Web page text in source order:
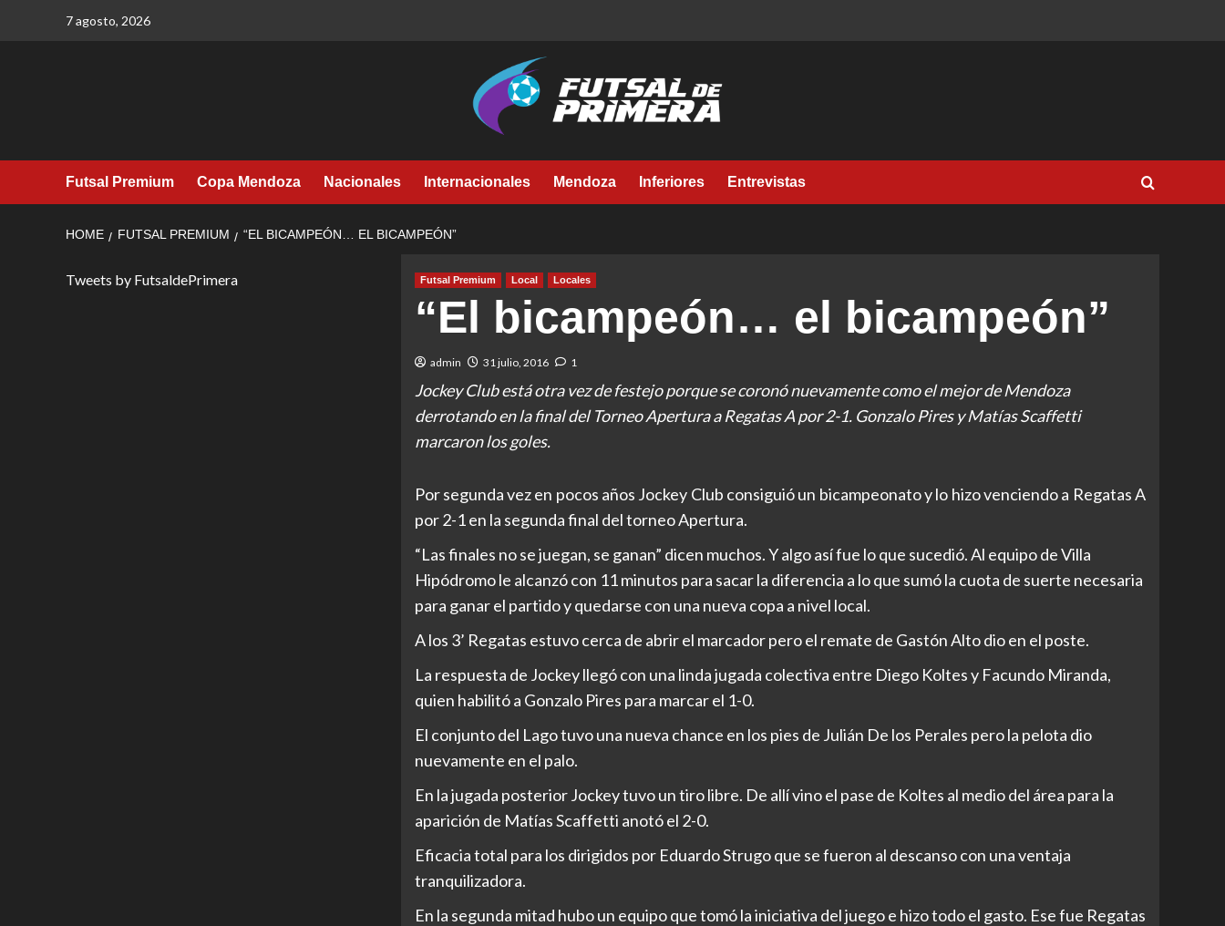
7 agosto, 2026
Futsal Premium Copa Mendoza Nacionales Internacionales Mendoza Inferiores Entrevistas
HOME FUTSAL PREMIUM “EL BICAMPEÓN… EL BICAMPEÓN”
Futsal Premium Local Locales
“El bicampeón… el bicampeón”
admin 31 julio, 2016 1
Jockey Club está otra vez de festejo porque se coronó nuevamente como el mejor de Mendoza
derrotando en la final del Torneo Apertura a Regatas A por 2-1. Gonzalo Pires y Matías Scaffetti
marcaron los goles.
Por segunda vez en pocos años Jockey Club consiguió un bicampeonato y lo hizo venciendo a Regatas A
por 2-1 en la segunda final del torneo Apertura.
“Las finales no se juegan, se ganan” dicen muchos. Y algo así fue lo que sucedió. Al equipo de Villa
Hipódromo le alcanzó con 11 minutos para sacar la diferencia a lo que sumó la cuota de suerte necesaria
para ganar el partido y quedarse con una nueva copa a nivel local.
A los 3’ Regatas estuvo cerca de abrir el marcador pero el remate de Gastón Alto dio en el poste.
La respuesta de Jockey llegó con una linda jugada colectiva entre Diego Koltes y Facundo Miranda,
quien habilitó a Gonzalo Pires para marcar el 1-0.
El conjunto del Lago tuvo una nueva chance en los pies de Julián De los Perales pero la pelota dio
nuevamente en el palo.
En la jugada posterior Jockey tuvo un tiro libre. De allí vino el pase de Koltes al medio del área para la
aparición de Matías Scaffetti anotó el 2-0.
Eficacia total para los dirigidos por Eduardo Strugo que se fueron al descanso con una ventaja
tranquilizadora.
En la segunda mitad hubo un equipo que tomó la iniciativa del juego e hizo todo el gasto. Ese fue Regatas
Tweets by FutsaldePrimera